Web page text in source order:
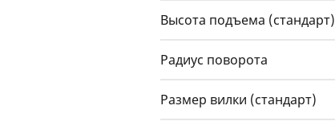
Высота подъема (стандарт)
Радиус поворота
Размер вилки (стандарт)